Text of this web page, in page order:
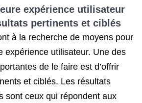
expérience utilisateur
pertinents et ciblés
à la recherche de moyens pour
expérience utilisateur. Une des
de le faire est d’offrir
et ciblés. Les résultats
sont ceux qui répondent aux